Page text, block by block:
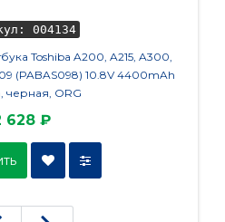
004134
Toshiba A200, A215, A300,
(PABAS098) 10.8V 4400mAh
черная, ORG
628 ₽